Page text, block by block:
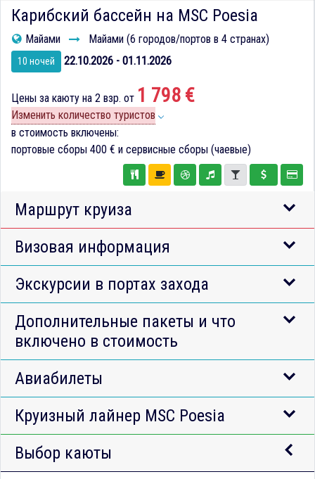
Карибский бассейн на MSC Poesia
Майами Майами (6 городов/портов в 4 странах)
10 ночей 22.10.2026 - 01.11.2026
Цены за каюту на 2 взр. от 1 798 €
Изменить количество туристов
в стоимость включены:
портовые сборы 400 € и сервисные сборы (чаевые)
Маршрут круиза
Визовая информация
Экскурсии в портах захода
Дополнительные пакеты и что
включено в стоимость
Авиабилеты
Круизный лайнер MSC Poesia
Выбор каюты